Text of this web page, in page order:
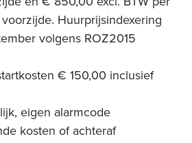
Huurprijsindexering
volgens ROZ2015
€ 150,00 inclusief
eigen alarmcode
kosten of achteraf